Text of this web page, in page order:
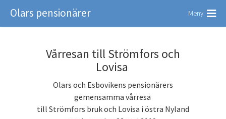
Olars pensionärer Meny
Vårresan till Strömfors och
Lovisa
Olars och Esbovikens pensionärers
gemensamma vårresa
till Strömfors bruk och Lovisa i östra Nyland